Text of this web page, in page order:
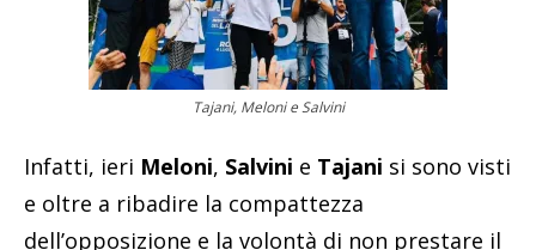
Tajani, Meloni e Salvini
Infatti, ieri Meloni, Salvini e Tajani si sono visti
e oltre a ribadire la compattezza
dell’opposizione e la volontà di non prestare il